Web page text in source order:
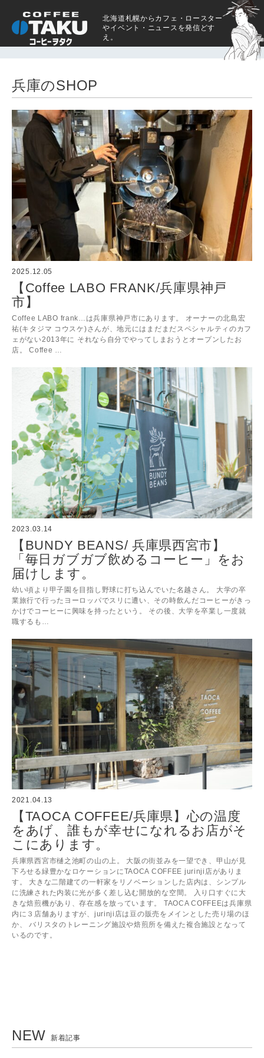
北海道札幌からカフェ・ロースター
やイベント・ニュースを発信どす
え。
兵庫のSHOP
2025.12.05
【Coffee LABO FRANK/兵庫県神戸
市】
Coffee LABO frank…は兵庫県神戸市にあります。 オーナーの北島宏
祐(キタジマ コウスケ)さんが、地元にはまだまだスペシャルティのカフ
ェがない2013年に それなら自分でやってしまおうとオープンしたお
店。 Coffee …
2023.03.14
【BUNDY BEANS/ 兵庫県西宮市】
「毎日ガブガブ飲めるコーヒー」をお
届けします。
幼い頃より甲子園を目指し野球に打ち込んでいた名越さん。 大学の卒
業旅行で行ったヨーロッパでスリに遭い、その時飲んだコーヒーがきっ
かけでコーヒーに興味を持ったという。 その後、大学を卒業し一度就
職するも…
2021.04.13
【TAOCA COFFEE/兵庫県】心の温度
をあげ、誰もが幸せになれるお店がそ
こにあります。
兵庫県西宮市樋之池町の山の上。 大阪の街並みを一望でき、甲山が見
下ろせる緑豊かなロケーションにTAOCA COFFEE jurinji店がありま
す。 大きな二階建ての一軒家をリノベーションした店内は、シンプル
に洗練された内装に光が多く差し込む開放的な空間。 入り口すぐに大
きな焙煎機があり、存在感を放っています。 TAOCA COFFEEは兵庫県
内に３店舗ありますが、jurinji店は豆の販売をメインとした売り場のほ
か、 バリスタのトレーニング施設や焙煎所を備えた複合施設となって
いるのです。
NEW 新着記事